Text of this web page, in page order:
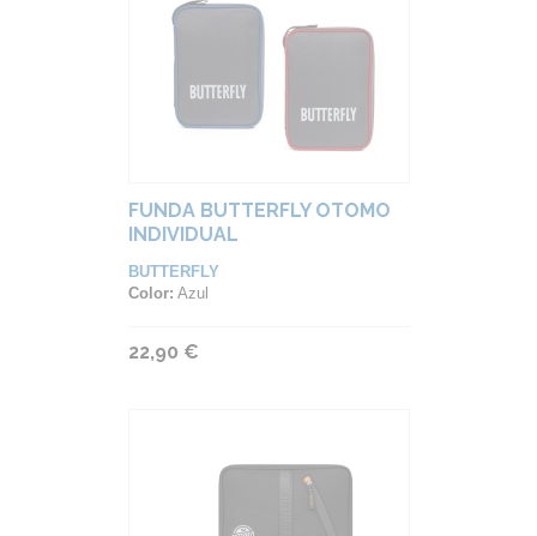
FUNDA BUTTERFLY OTOMO
INDIVIDUAL
BUTTERFLY
Color: Azul
22,90 €